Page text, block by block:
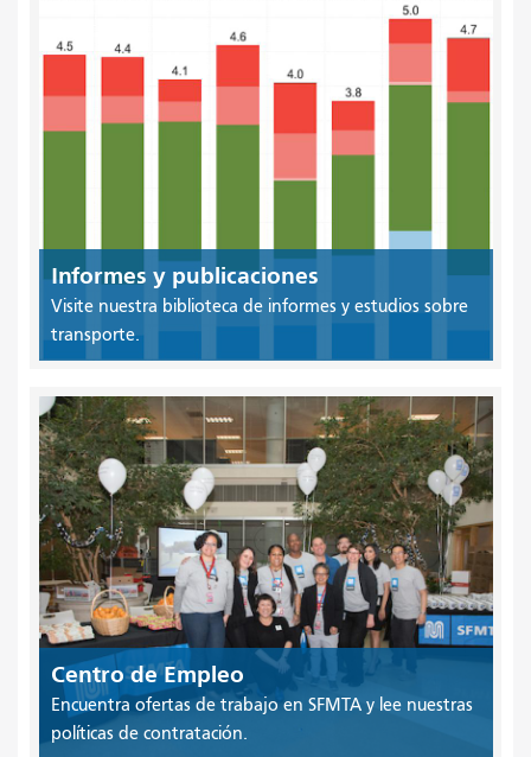
Informes y publicaciones
Visite nuestra biblioteca de informes y estudios sobre
transporte.
Centro de Empleo
Encuentra ofertas de trabajo en SFMTA y lee nuestras
políticas de contratación.